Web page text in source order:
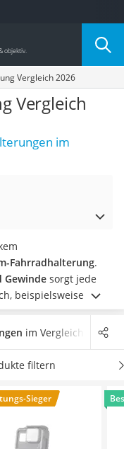
Vergleich 2026
Vergleich
im
Fahrradhalterung.
Gewinde sorgt jede
beispielsweise mit
um ein Wackeln oder
Sie jetzt eine GoPro-
zu können.
seinen Eigenschaften.
im Vergleich
filtern
Sieger